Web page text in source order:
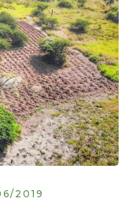
2019